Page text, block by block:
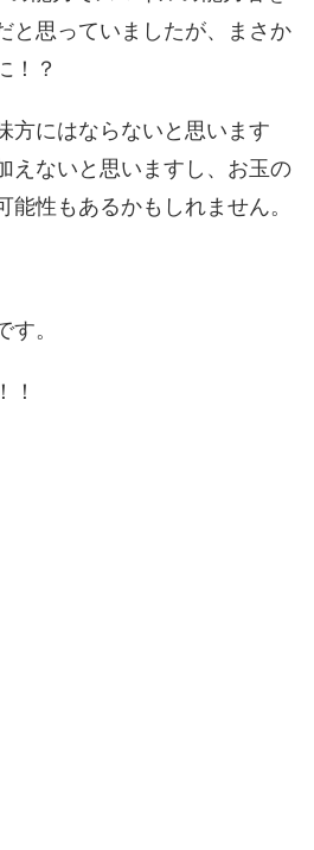
と思っていましたが、まさか
！？
方にはならないと思います
えないと思いますし、お玉の
能性もあるかもしれません。
。
！